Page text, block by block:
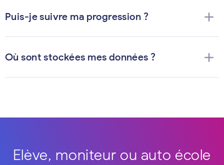
Puis-je suivre ma progression ? add
Où sont stockées mes données ? add
Elève, moniteur ou auto école